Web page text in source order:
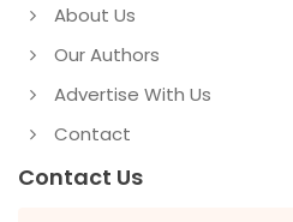
About Us
Our Authors
Advertise With Us
Contact
Contact Us